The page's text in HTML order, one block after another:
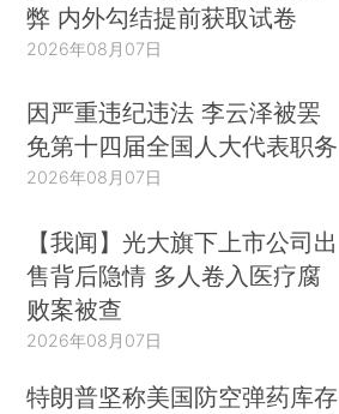
弊 内外勾结提前获取试卷
2026年08月07日
因严重违纪违法 李云泽被罢
免第十四届全国人大代表职务
2026年08月07日
【我闻】光大旗下上市公司出
售背后隐情 多人卷入医疗腐
败案被查
2026年08月07日
特朗普坚称美国防空弹药库存